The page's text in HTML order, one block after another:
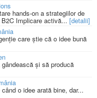
hands-on a strategiilor de
Implicare activă... [detalii]
care știe că o idee bună
și să producă
o idee arată bine, dar...